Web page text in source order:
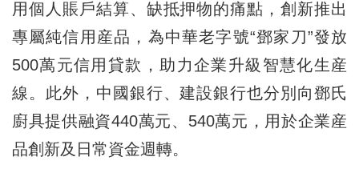
用個人賬戶結算、缺抵押物的痛點，創新推出
專屬純信用産品，為中華老字號“鄧家刀”發放
500萬元信用貸款，助力企業升級智慧化生産
線。此外，中國銀行、建設銀行也分別向鄧氏
廚具提供融資440萬元、540萬元，用於企業産
品創新及日常資金週轉。